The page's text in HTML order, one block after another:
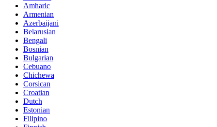
Amharic
Armenian
Azerbaijani
Belarusian
Bengali
Bosnian
Bulgarian
Cebuano
Chichewa
Corsican
Croatian
Dutch
Estonian
Filipino